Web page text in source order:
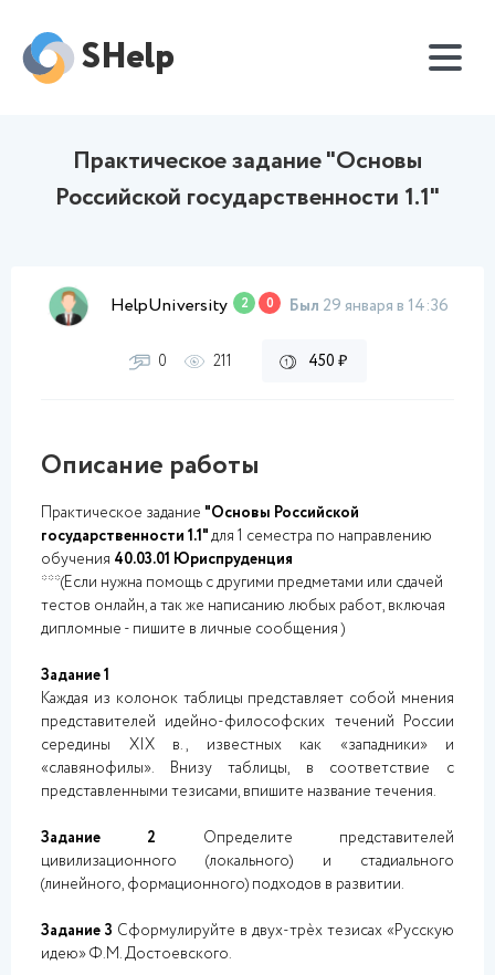
SHelp
Практическое задание "Основы
Российской государственности 1.1"
HelpUniversity 2 0 Был 29 января в 14:36
0 211 450 ₽
Описание работы
Практическое задание "Основы Российской
государственности 1.1"для 1 семестра по направлению
обучения 40.03.01 Юриспруденция
***(Если нужна помощь с другими предметами или сдачей
тестов онлайн, а так же написанию любых работ, включая
дипломные - пишите в личные сообщения )
Задание 1
Каждая из колонок таблицы представляет собой мнения
представителей идейно-философских течений России
середины XIX в., известных как «западники» и
«славянофилы». Внизу таблицы, в соответствие с
представленными тезисами, впишите название течения.
Задание 2 Определите представителей
цивилизационного (локального) и стадиального
(линейного, формационного) подходов в развитии.
Задание 3 Сформулируйте в двух-трѐх тезисах «Русскую
идею» Ф.М. Достоевского.